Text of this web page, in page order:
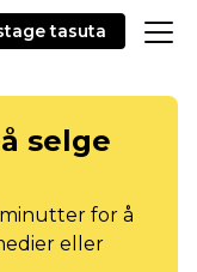
tasuta
selge
for å
eller